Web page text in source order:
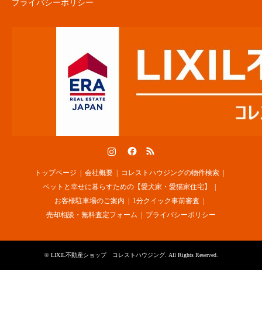
プライバシーポリシー
トップページ 会社概要
コレストハウジングの物件検索
ペットと幸せに暮らすための【愛犬家・愛猫家住宅】
お客様駐車場のご案内
1分クイック事前審査
売却相談・無料査定フォーム
プライバシーポリシー
© LIXIL不動産ショップ コレストハウジング. All Rights Reserved.